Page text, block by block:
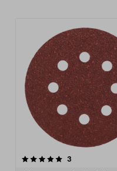
3
5.0av 5 stjärnor